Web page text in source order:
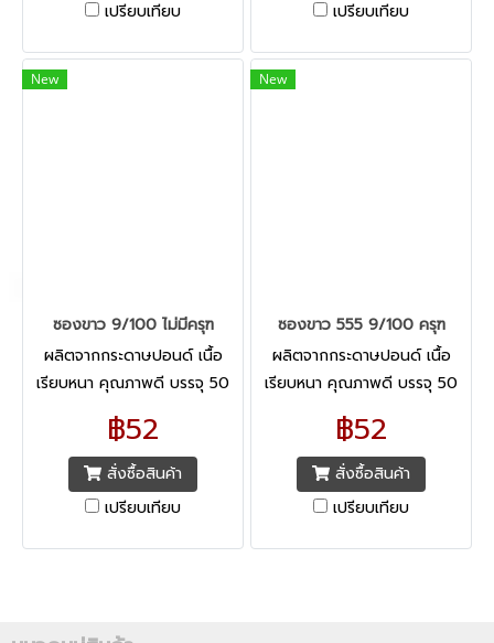
เปรียบเทียบ
เปรียบเทียบ
New
ซองขาว 9/100 ไม่มีครุฑ
ผลิตจากกระดาษปอนด์ เนื้อ
เรียบหนา คุณภาพดี บรรจุ 50
ซอง/แพค
฿52
สั่งซื้อสินค้า
เปรียบเทียบ
New
ซองขาว 555 9/100 ครุฑ
ผลิตจากกระดาษปอนด์ เนื้อ
เรียบหนา คุณภาพดี บรรจุ 50
ซอง/แพค
฿52
สั่งซื้อสินค้า
เปรียบเทียบ